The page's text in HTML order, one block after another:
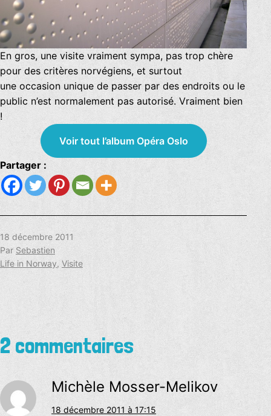
En gros, une visite vraiment sympa, pas trop chère
pour des critères norvégiens, et surtout
une occasion unique de passer par des endroits ou le
public n’est normalement pas autorisé. Vraiment bien
!
Voir tout l’album Opéra Oslo
Partager :
Publié
le
18 décembre 2011
Par Sebastien
Catégorisé
Life in Norway, Visite
2 commentaires
Michèle Mosser-Melikov
18 décembre 2011 à 17:15